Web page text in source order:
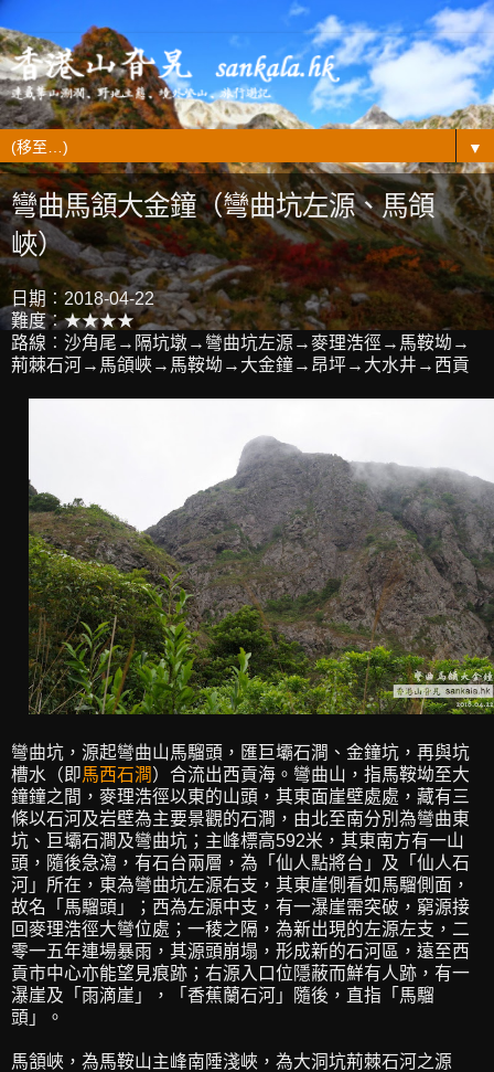
▼
彎曲馬頷大金鐘（彎曲坑左源、馬頜
峽）
日期︰2018-04-22
難度︰★★★★
路線︰沙角尾→隔坑墩→彎曲坑左源→麥理浩徑→馬鞍坳→
荊棘石河→馬頜峽→馬鞍坳→大金鐘→昂坪→大水井→西貢
彎曲坑，源起彎曲山馬騮頭，匯巨壩石澗、金鐘坑，再與坑
槽水（即馬西石澗）合流出西貢海。彎曲山，指馬鞍坳至大
鐘鐘之間，麥理浩徑以東的山頭，其東面崖壁處處，藏有三
條以石河及岩壁為主要景觀的石澗，由北至南分別為彎曲東
坑、巨壩石澗及彎曲坑；主峰標高592米，其東南方有一山
頭，隨後急瀉，有石台兩層，為「仙人點將台」及「仙人石
河」所在，東為彎曲坑左源右支，其東崖側看如馬騮側面，
故名「馬騮頭」；西為左源中支，有一瀑崖需突破，窮源接
回麥理浩徑大彎位處；一稜之隔，為新出現的左源左支，二
零一五年連場暴雨，其源頭崩塌，形成新的石河區，遠至西
貢市中心亦能望見痕跡；右源入口位隱蔽而鮮有人跡，有一
瀑崖及「雨滴崖」，「香蕉蘭石河」隨後，直指「馬騮
頭」。
馬頷峽，為馬鞍山主峰南陲淺峽，為大洞坑荊棘石河之源